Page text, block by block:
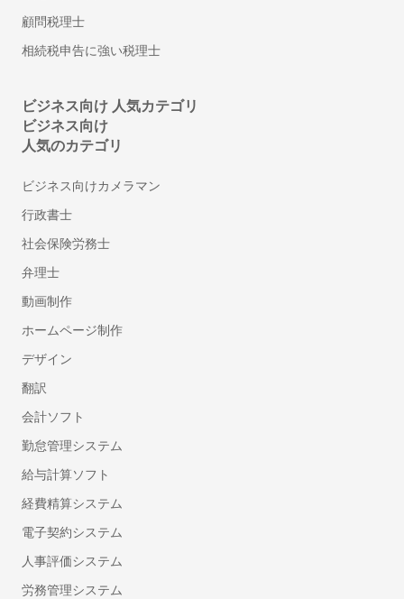
1on1ツール
ストレスチェックシステム
年末調整ソフト
人材派遣管理システム
アルコールチェックアプリ
離職防止・定着率向上ツール
360度評価・多面評価システム
社食サービス
採用代行・採用アウトソーシング(RPO)
人材紹介サービス(中途採用)
顧問紹介サービス
ハラスメント対策サービス
プログラミング研修
管理職研修
法人向け英語研修
産業医紹介サービス
LMS（学習管理システム）
総務・法務
顧問税理士
相続税申告に強い税理士
ビジネス向け 人気カテゴリ
ビジネス向け
人気のカテゴリ
ビジネス向けカメラマン
行政書士
社会保険労務士
弁理士
動画制作
ホームページ制作
デザイン
翻訳
会計ソフト
勤怠管理システム
給与計算ソフト
経費精算システム
電子契約システム
人事評価システム
労務管理システム